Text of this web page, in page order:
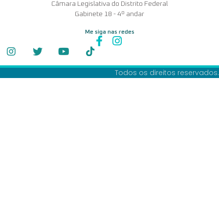
Câmara Legislativa do Distrito Federal
Gabinete 18 - 4º andar
Me siga nas redes
Todos os direitos reservados.